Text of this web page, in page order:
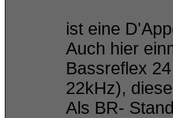
ist eine
Auch hier
Bassreflex
22kHz),
Als BR-